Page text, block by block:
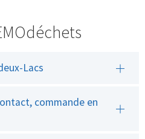
Lacs
commande en